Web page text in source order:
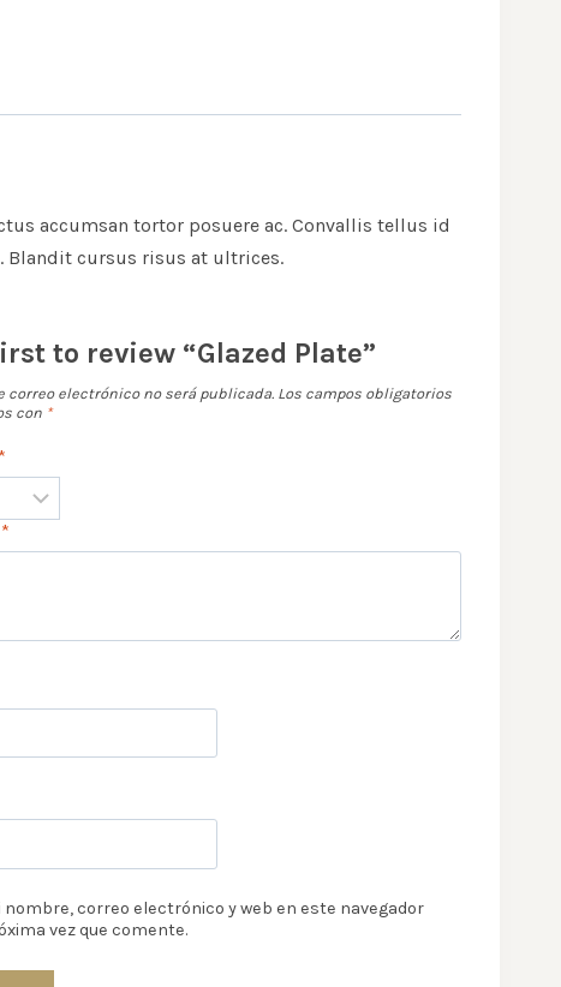
accumsan tortor posuere ac. Convallis tellus id
Blandit cursus risus at ultrices.
to review “Glazed Plate”
correo electrónico no será publicada. Los campos obligatorios
con *
*
*
nombre, correo electrónico y web en este navegador
vez que comente.